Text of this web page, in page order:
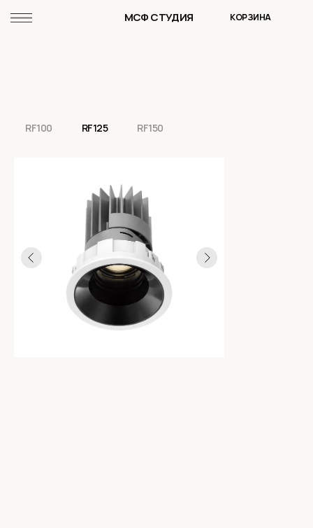
МСФ СТУДИЯ КОРЗИНА
RF100 RF125 RF150